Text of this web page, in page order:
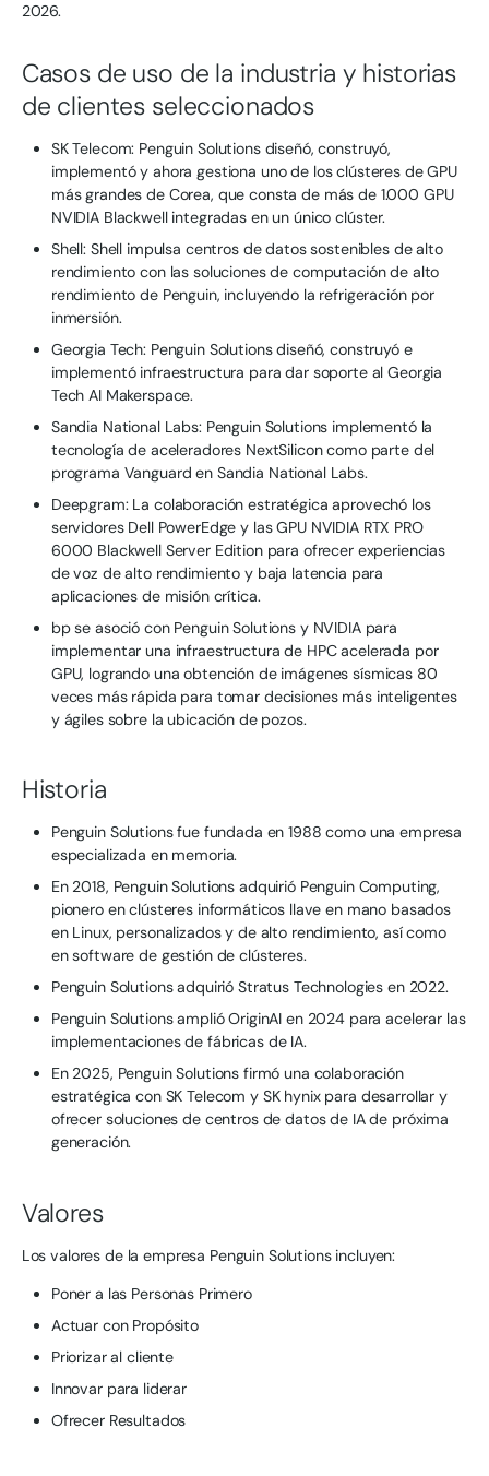
2026.
Casos de uso de la industria y historias
de clientes seleccionados
SK Telecom: Penguin Solutions diseñó, construyó,
implementó y ahora gestiona uno de los clústeres de GPU
más grandes de Corea, que consta de más de 1.000 GPU
NVIDIA Blackwell integradas en un único clúster.
Shell: Shell impulsa centros de datos sostenibles de alto
rendimiento con las soluciones de computación de alto
rendimiento de Penguin, incluyendo la refrigeración por
inmersión.
Georgia Tech: Penguin Solutions diseñó, construyó e
implementó infraestructura para dar soporte al Georgia
Tech AI Makerspace.
Sandia National Labs: Penguin Solutions implementó la
tecnología de aceleradores NextSilicon como parte del
programa Vanguard en Sandia National Labs.
Deepgram: La colaboración estratégica aprovechó los
servidores Dell PowerEdge y las GPU NVIDIA RTX PRO
6000 Blackwell Server Edition para ofrecer experiencias
de voz de alto rendimiento y baja latencia para
aplicaciones de misión crítica.
bp se asoció con Penguin Solutions y NVIDIA para
implementar una infraestructura de HPC acelerada por
GPU, logrando una obtención de imágenes sísmicas 80
veces más rápida para tomar decisiones más inteligentes
y ágiles sobre la ubicación de pozos.
Historia
Penguin Solutions fue fundada en 1988 como una empresa
especializada en memoria.
En 2018, Penguin Solutions adquirió Penguin Computing,
pionero en clústeres informáticos llave en mano basados
en Linux, personalizados y de alto rendimiento, así como
en software de gestión de clústeres.
Penguin Solutions adquirió Stratus Technologies en 2022.
Penguin Solutions amplió OriginAI en 2024 para acelerar las
implementaciones de fábricas de IA.
En 2025, Penguin Solutions firmó una colaboración
estratégica con SK Telecom y SK hynix para desarrollar y
ofrecer soluciones de centros de datos de IA de próxima
generación.
Valores
Los valores de la empresa Penguin Solutions incluyen:
Poner a las Personas Primero
Actuar con Propósito
Priorizar al cliente
Innovar para liderar
Ofrecer Resultados